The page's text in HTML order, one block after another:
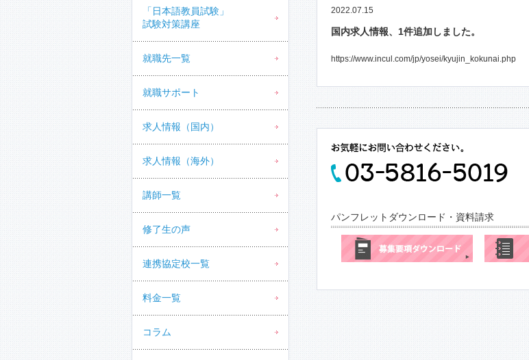
2022.07.15
国内求人情報、1件追加しました。
https://www.incul.com/jp/yosei/kyujin_kokunai.php
パンフレットダウンロード・資料請求
「日本語教員試験」
試験対策講座
就職先一覧
就職サポート
求人情報（国内）
求人情報（海外）
講師一覧
修了生の声
連携協定校一覧
料金一覧
コラム